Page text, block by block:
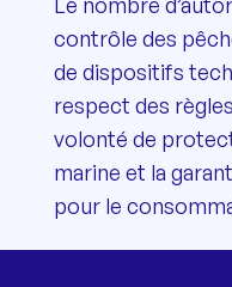
contrôle des
de dispositifs
respect des
volonté de
marine et la
pour le